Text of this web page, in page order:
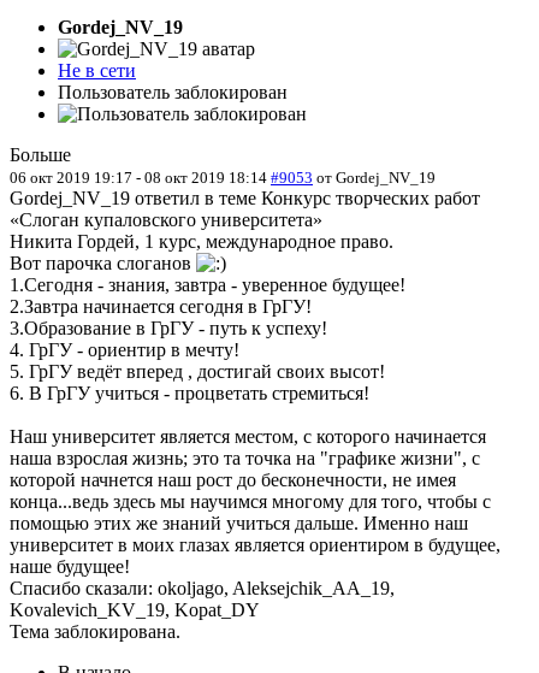
Gordej_NV_19
Не в сети
Пользователь заблокирован
Больше
06 окт 2019 19:17 - 08 окт 2019 18:14 #9053 от Gordej_NV_19
Gordej_NV_19 ответил в теме Конкурс творческих работ
«Слоган купаловского университета»
Никита Гордей, 1 курс, международное право.
Вот парочка слоганов
1.Сегодня - знания, завтра - уверенное будущее!
2.Завтра начинается сегодня в ГрГУ!
3.Образование в ГрГУ - путь к успеху!
4. ГрГУ - ориентир в мечту!
5. ГрГУ ведёт вперед , достигай своих высот!
6. В ГрГУ учиться - процветать стремиться!
Наш университет является местом, с которого начинается
наша взрослая жизнь; это та точка на "графике жизни", с
которой начнется наш рост до бесконечности, не имея
конца...ведь здесь мы научимся многому для того, чтобы с
помощью этих же знаний учиться дальше. Именно наш
университет в моих глазах является ориентиром в будущее,
наше будущее!
Спасибо сказали: okoljago, Aleksejchik_AA_19,
Kovalevich_KV_19, Kopat_DY
Тема заблокирована.